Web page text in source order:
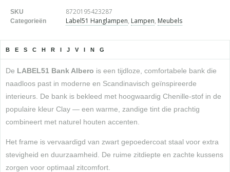
SKU 8720195423287
Categorieën Label51 Hanglampen, Lampen, Meubels
BESCHRIJVING
De LABEL51 Bank Albero is een tijdloze, comfortabele bank die
naadloos past in moderne en Scandinavisch geïnspireerde
interieurs. De bank is bekleed met hoogwaardig Chenille-stof in de
populaire kleur Clay — een warme, zandige tint die prachtig
combineert met naturel houten accenten.
Het frame is vervaardigd van zwart gepoedercoat staal voor extra
stevigheid en duurzaamheid. De ruime zitdiepte en zachte kussens
zorgen voor optimaal zitcomfort.